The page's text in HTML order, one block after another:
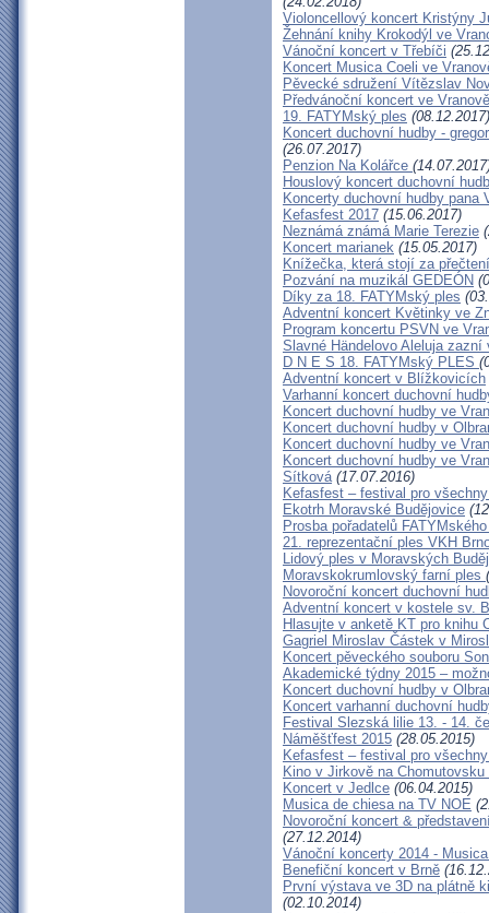
Violoncellový koncert Kristýny
Žehnání knihy Krokodýl ve
Vánoční koncert v Třebíči
Koncert Musica Coeli ve
Pěvecké sdružení Vítězslav
Předvánoční koncert ve
19. FATYMský ples (08.12.2017)
Koncert duchovní hudby -
(26.07.2017)
Penzion Na Kolářce
Houslový koncert duchovní
Koncerty duchovní hudby pana
Kefasfest 2017 (15.06.2017)
Neznámá známá Marie Terezie
Koncert marianek (15.05.2017)
Knížečka, která stojí za
Pozvání na muzikál GEDEÓN
Díky za 18. FATYMský ples
Adventní koncert Květinky ve
Program koncertu PSVN ve
Slavné Händelovo Aleluja
D N E S 18. FATYMský PLES
Adventní koncert v Blížkovicích
Varhanní koncert duchovní
Koncert duchovní hudby ve
Koncert duchovní hudby v
Koncert duchovní hudby ve
Koncert duchovní hudby ve
Sítková(17.07.2016)
Kefasfest – festival pro
Ekotrh Moravské Budějovice
Prosba pořadatelů
21. reprezentační ples VKH
Lidový ples v Moravských
Moravskokrumlovský farní ples
Novoroční koncert duchovní
Adventní koncert v kostele sv.
Hlasujte v anketě KT pro knihu
Gagriel Miroslav Částek v
Koncert pěveckého souboru
Akademické týdny 2015 –
Koncert duchovní hudby v
Koncert varhanní duchovní
Festival Slezská lilie 13. - 14.
Náměšťfest 2015 (28.05.2015)
Kefasfest – festival pro
Kino v Jirkově na
Koncert v Jedlce (06.04.2015)
Musica de chiesa na TV NOE
Novoroční koncert &
(27.12.2014)
Vánoční koncerty 2014 -
Benefiční koncert v Brně
První výstava ve 3D na plátně
(02.10.2014)